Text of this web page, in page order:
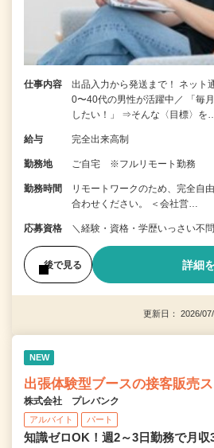
仕事内容
出品入力から発送まで！ ネッ
0〜40代の男性が活躍中／ 「毎
したい！」 ⇒そんな〈目標〉を
給与 完全出来高制
勤務地 ご自宅 ※フルリモート勤務
勤務時間
リモートワークのため、完全自
合わせください。 ＜会社営…
応募資格 ＼経験・資格・学歴いっさい不
後で見る 詳細
更新日： 2026/
NEW
出張体験型ブースの接客販売
株式会社 プレバンク
アルバイト パート
知識ゼロOK！週2～3日勤務で月